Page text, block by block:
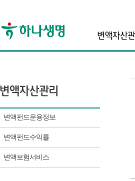
변액펀드운용정보
변액펀드수익률
변액보험서비스